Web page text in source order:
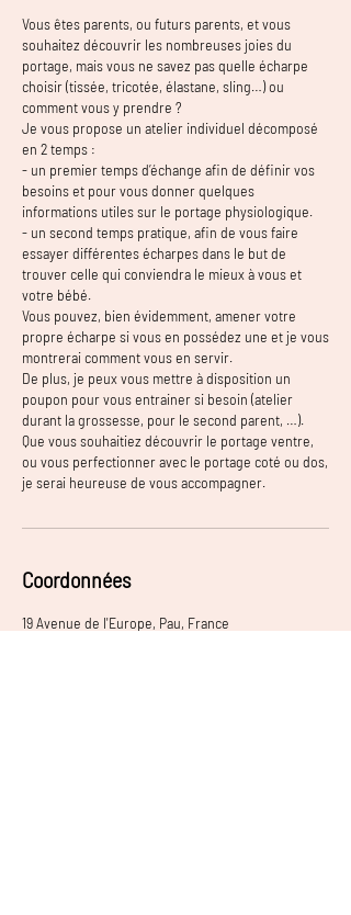
Vous êtes parents, ou futurs parents, et vous
souhaitez découvrir les nombreuses joies du
portage, mais vous ne savez pas quelle écharpe
choisir (tissée, tricotée, élastane, sling…) ou
comment vous y prendre ?
Je vous propose un atelier individuel décomposé
en 2 temps :
- un premier temps d’échange afin de définir vos
besoins et pour vous donner quelques
informations utiles sur le portage physiologique.
- un second temps pratique, afin de vous faire
essayer différentes écharpes dans le but de
trouver celle qui conviendra le mieux à vous et
votre bébé.
Vous pouvez, bien évidemment, amener votre
propre écharpe si vous en possédez une et je vous
montrerai comment vous en servir.
De plus, je peux vous mettre à disposition un
poupon pour vous entrainer si besoin (atelier
durant la grossesse, pour le second parent, …).
Que vous souhaitiez découvrir le portage ventre,
ou vous perfectionner avec le portage coté ou dos,
je serai heureuse de vous accompagner.
Coordonnées
19 Avenue de l'Europe, Pau, France